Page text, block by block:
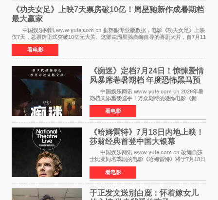
《功夫女足》上映7天票房破10亿！周星驰新作成暑期档
最大赢家
中国娱乐网讯 www yule com cn 据猫眼专业版数据，电影《功夫女足》上映
仅7天，总票房正式突破10亿元大关。这部由周星驰自编自导的喜剧大片，自7月11
日公映以来便展现出惊人的市场统治力。
看电影
《痴迷》定档7月24日！惊悚爱情
风暴席卷暑期档 年度恐怖黑马预
中国娱乐网讯 www yule com cn 2026年暑
期档又添重磅选手！万众期待的恐怖电影《痴
迷》今日正式官宣定档，将于7月24日登陆内地各
大院线。这部被业内专家誉为新世代爆款恐怖电
影的作品，将为
看电影
《哈姆雷特》7月18日内地上映！
莎翁经典首登中国大银幕
中国娱乐网讯 www yule com cn 改编自莎
士比亚同名戏剧的电影《哈姆雷特》将于7月18日
在中国内地上映。这部跨越四百年的文学经典被
搬上大银幕，为观众带来一场视觉与听觉的双重
盛宴。 《
看电影
于正发文送别白鹿：怀着嫁女儿